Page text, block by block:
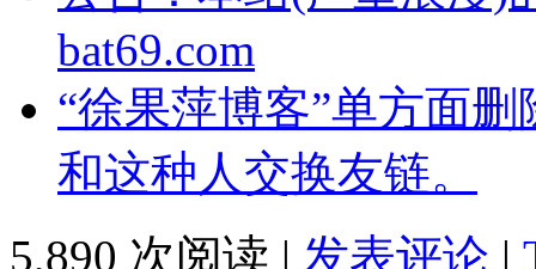
bat69.com
“徐果萍博客”单方面
和这种人交换友链。
5,890 次阅读 | 发表评论 |